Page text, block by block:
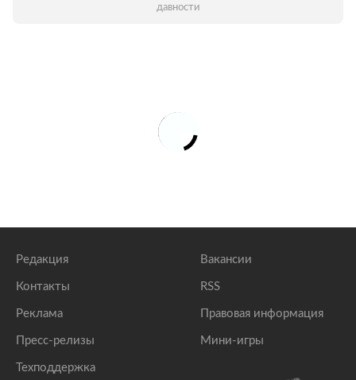
давности
Редакция
Контакты
Реклама
Пресс-релизы
Техподдержка
Вакансии
RSS
Правовая информация
Мини-игры